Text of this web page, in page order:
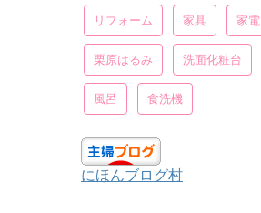
リフォーム 家具 家電
栗原はるみ 洗面化粧台
風呂 食洗機
にほんブログ村